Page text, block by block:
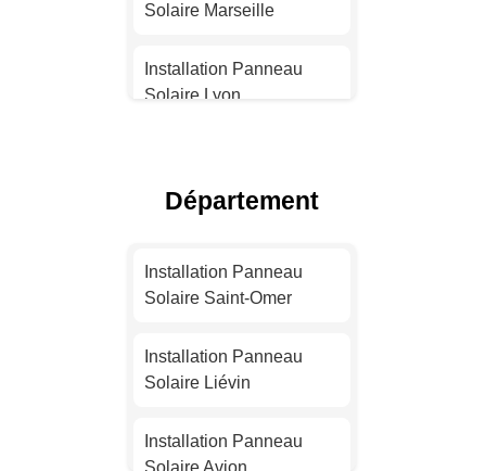
Solaire Marseille
Installation Panneau
Solaire Lyon
Solaire Nice
Solaire Nantes
Solaire Strasbourg
Département
Installation Panneau
Solaire Saint-Omer
Installation Panneau
Solaire Liévin
Installation Panneau